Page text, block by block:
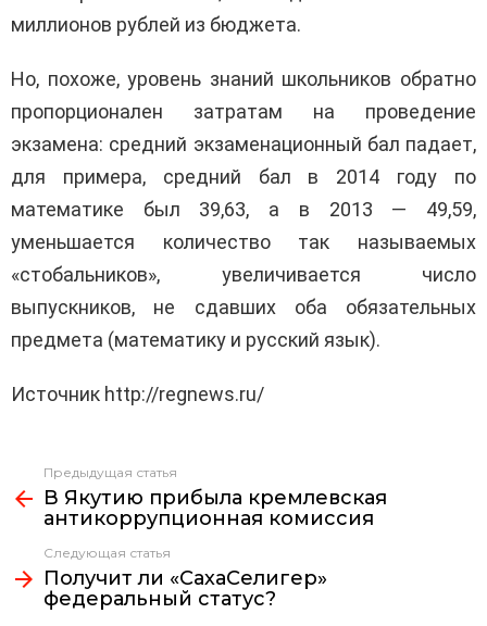
миллионов рублей из бюджета.
Но, похоже, уровень знаний школьников обратно
пропорционален затратам на проведение
экзамена: средний экзаменационный бал падает,
для примера, средний бал в 2014 году по
математике был 39,63, а в 2013 — 49,59,
уменьшается количество так называемых
«стобальников», увеличивается число
выпускников, не сдавших оба обязательных
предмета (математику и русский язык).
Источник http://regnews.ru/
Узнать
больше
Предыдущая статья
В Якутию прибыла кремлевская
антикоррупционная комиссия
Следующая статья
Получит ли «СахаСелигер»
федеральный статус?